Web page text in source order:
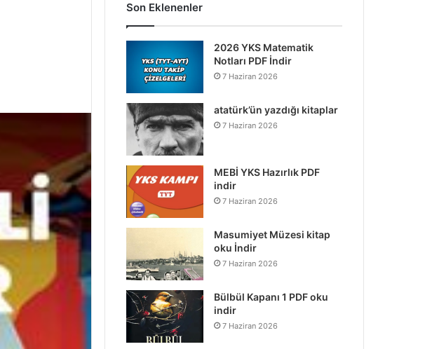
Son Eklenenler
2026 YKS Matematik
Notları PDF İndir
7 Haziran 2026
atatürk’ün yazdığı kitaplar
7 Haziran 2026
MEBİ YKS Hazırlık PDF
indir
7 Haziran 2026
Masumiyet Müzesi kitap
oku İndir
7 Haziran 2026
Bülbül Kapanı 1 PDF oku
indir
7 Haziran 2026